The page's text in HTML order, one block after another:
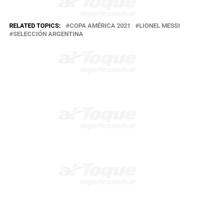
RELATED TOPICS: COPA AMÉRICA 2021
LIONEL MESSI
SELECCIÓN ARGENTINA